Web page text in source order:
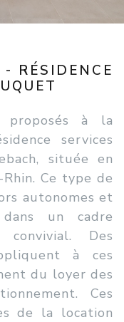
RÉSIDENCE
proposés à la
services
située en
Ce type de
autonomes et
un cadre
Des
à ces
du loyer des
Ces
de la location